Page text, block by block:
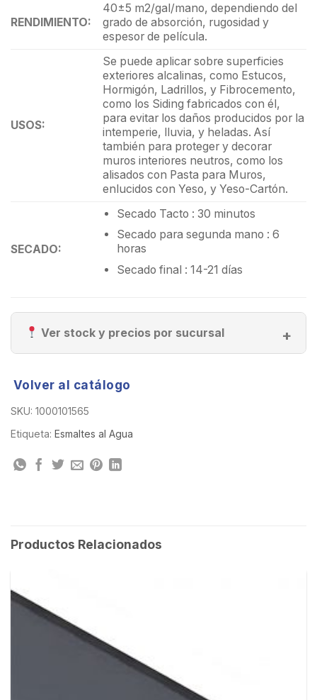
RENDIMIENTO:
40±5 m2/gal/mano, dependiendo del
grado de absorción, rugosidad y
espesor de película.
USOS:
Se puede aplicar sobre superficies
exteriores alcalinas, como Estucos,
Hormigón, Ladrillos, y Fibrocemento,
como los Siding fabricados con él,
para evitar los daños producidos por la
intemperie, lluvia, y heladas. Así
también para proteger y decorar
muros interiores neutros, como los
alisados con Pasta para Muros,
enlucidos con Yeso, y Yeso-Cartón.
SECADO:
Secado Tacto : 30 minutos
Secado para segunda mano : 6
horas
Secado final : 14-21 días
Ver stock y precios por sucursal
Volver al catálogo
SKU: 1000101565
Etiqueta: Esmaltes al Agua
Productos Relacionados